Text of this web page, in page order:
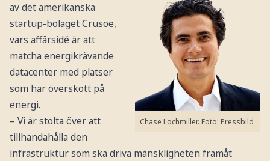
Chase Lochmiller. Foto: Pressbild
av det amerikanska
startup-bolaget Crusoe,
vars affärsidé är att
matcha energikrävande
datacenter med platser
som har överskott på
energi.
– Vi är stolta över att
tillhandahålla den
infrastruktur som ska driva mänskligheten framåt